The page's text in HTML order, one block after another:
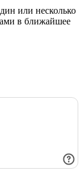
или несколько
в ближайшее